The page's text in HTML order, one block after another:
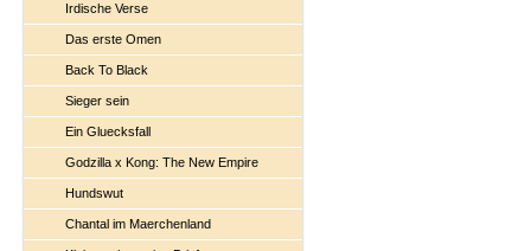
Irdische Verse
Das erste Omen
Back To Black
Sieger sein
Ein Gluecksfall
Godzilla x Kong: The New Empire
Hundswut
Chantal im Maerchenland